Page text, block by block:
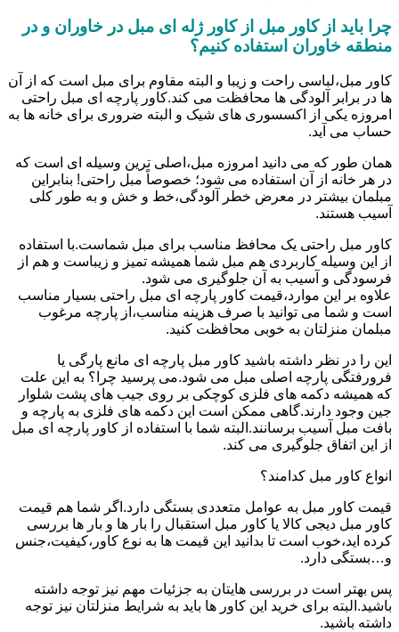
چرا باید از کاور مبل از کاور ژله ای مبل در خاوران و در
منطقه خاوران استفاده کنیم؟
کاور مبل،لباسی راحت و زیبا و البته مقاوم برای مبل است که از آن
ها در برابر آلودگی ها محافظت می کند.کاور پارچه ای مبل راحتی
امروزه یکی از اکسسوری های شیک و البته ضروری برای خانه ها به
حساب می آید.
همان طور که می دانید امروزه مبل،اصلی ترین وسیله ای است که
در هر خانه از آن استفاده می شود؛ خصوصاً مبل راحتی! بنابراین
مبلمان بیشتر در معرض خطر آلودگی،خط و خش و به طور کلی
آسیب هستند.
کاور مبل راحتی یک محافظ مناسب برای مبل شماست.با استفاده
از این وسیله کاربردی هم مبل شما همیشه تمیز و زیباست و هم از
فرسودگی و آسیب به آن جلوگیری می شود.
علاوه بر این موارد،قیمت کاور پارچه ای مبل راحتی بسیار مناسب
است و شما می توانید با صرف هزینه مناسب،از پارچه مرغوب
مبلمان منزلتان به خوبی محافظت کنید.
این را در نظر داشته باشید کاور مبل پارچه ای مانع پارگی یا
فرورفتگی پارچه اصلی مبل می شود.می پرسید چرا؟ به این علت
که همیشه دکمه های فلزی کوچکی بر روی جیب های پشت شلوار
جین وجود دارند.گاهی ممکن است این دکمه های فلزی به پارچه و
بافت مبل آسیب برسانند.البته شما با استفاده از کاور پارچه ای مبل
از این اتفاق جلوگیری می کند.
انواع کاور مبل کدامند؟
قیمت کاور مبل به عوامل متعددی بستگی دارد.اگر شما هم قیمت
کاور مبل دیجی کالا یا کاور مبل استقبال را بار ها و بار ها بررسی
کرده اید،خوب است تا بدانید این قیمت ها به نوع کاور،کیفیت،جنس
و…بستگی دارد.
پس بهتر است در بررسی هایتان به جزئیات مهم نیز توجه داشته
باشید.البته برای خرید این کاور ها باید به شرایط منزلتان نیز توجه
داشته باشید.